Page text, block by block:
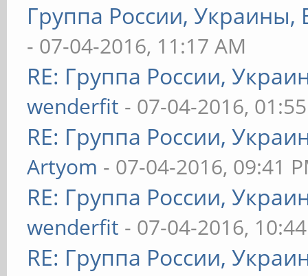
Группа России, Украины,
- 07-04-2016, 11:17 AM
RE: Группа России,
wenderfit - 07-04-2016,
RE: Группа России,
Artyom - 07-04-2016, 09:41
RE: Группа России,
wenderfit - 07-04-2016,
RE: Группа России,